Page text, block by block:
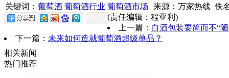
关键词： 葡萄酒 葡萄酒行业 葡萄酒市场
来源：万家热线 佚
(责任编辑：程亚利)
上一篇： 白酒包装要简而不“
下一篇： 未来如何造就葡萄酒超级单品？
相关新闻
热门推荐